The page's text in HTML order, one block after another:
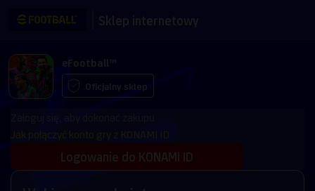
eFootball™
Oficjalny sklep
Jak połączyć konto gry z KONAMI ID
Logowanie do KONAMI ID